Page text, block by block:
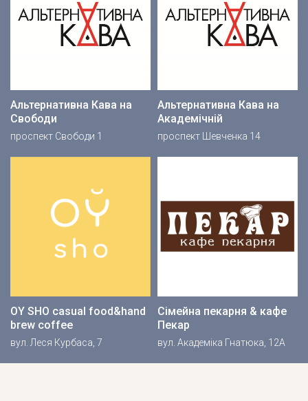
Альтернативна Кава на
Свободи
проспект Свободи 1
Альтернативна Кава на
Академічній
проспект Шевченка 14
OY SHO casual food&hand
brew coffee
вул. Леся Курбаса, 7
Сімейна пекарня & кафе
Пекар
вул. Академіка Гнатюка, 12А